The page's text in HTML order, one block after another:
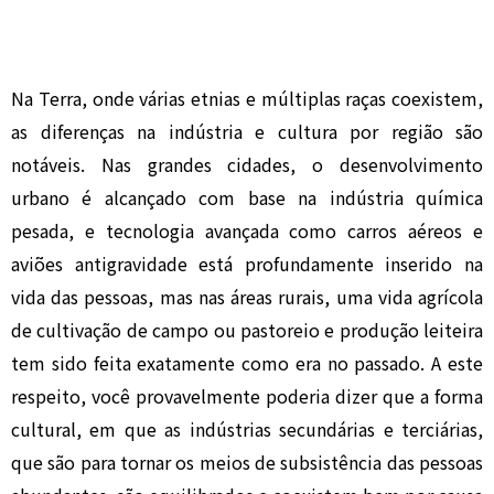
Na Terra, onde várias etnias e múltiplas raças coexistem,
as diferenças na indústria e cultura por região são
notáveis. Nas grandes cidades, o desenvolvimento
urbano é alcançado com base na indústria química
pesada, e tecnologia avançada como carros aéreos e
aviões antigravidade está profundamente inserido na
vida das pessoas, mas nas áreas rurais, uma vida agrícola
de cultivação de campo ou pastoreio e produção leiteira
tem sido feita exatamente como era no passado. A este
respeito, você provavelmente poderia dizer que a forma
cultural, em que as indústrias secundárias e terciárias,
que são para tornar os meios de subsistência das pessoas